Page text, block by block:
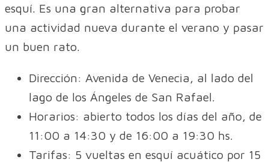
esquí. Es una gran alternativa para probar
una actividad nueva durante el verano y pasar
un buen rato.
Dirección: Avenida de Venecia, al lado del
lago de los Ángeles de San Rafael.
Horarios: abierto todos los días del año, de
11:00 a 14:30 y de 16:00 a 19:30 hs.
Tarifas: 5 vueltas en esquí acuático por 15